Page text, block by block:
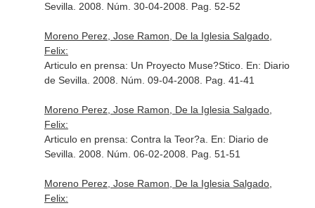
Sevilla . 2008. Núm. 30-04-2008. Pag. 52-52
Moreno Perez, Jose Ramon, De la Iglesia Salgado,
Felix:
Articulo en prensa: Un Proyecto Muse?Stico. En: Diario
de Sevilla . 2008. Núm. 09-04-2008. Pag. 41-41
Moreno Perez, Jose Ramon, De la Iglesia Salgado,
Felix:
Articulo en prensa: Contra la Teor?a. En: Diario de
Sevilla . 2008. Núm. 06-02-2008. Pag. 51-51
Moreno Perez, Jose Ramon, De la Iglesia Salgado,
Felix: